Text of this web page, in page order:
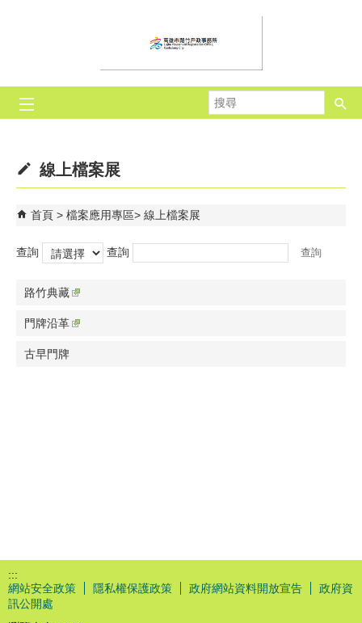
尋
線上檔案展
首頁 檔案應用專區 線上檔案展
查詢 查詢
路竹典藏
門牌沿革
古早門牌
:::
網站安全政策
隱私權保護政策 政府網站資料開放宣告
政府資
訊公開處